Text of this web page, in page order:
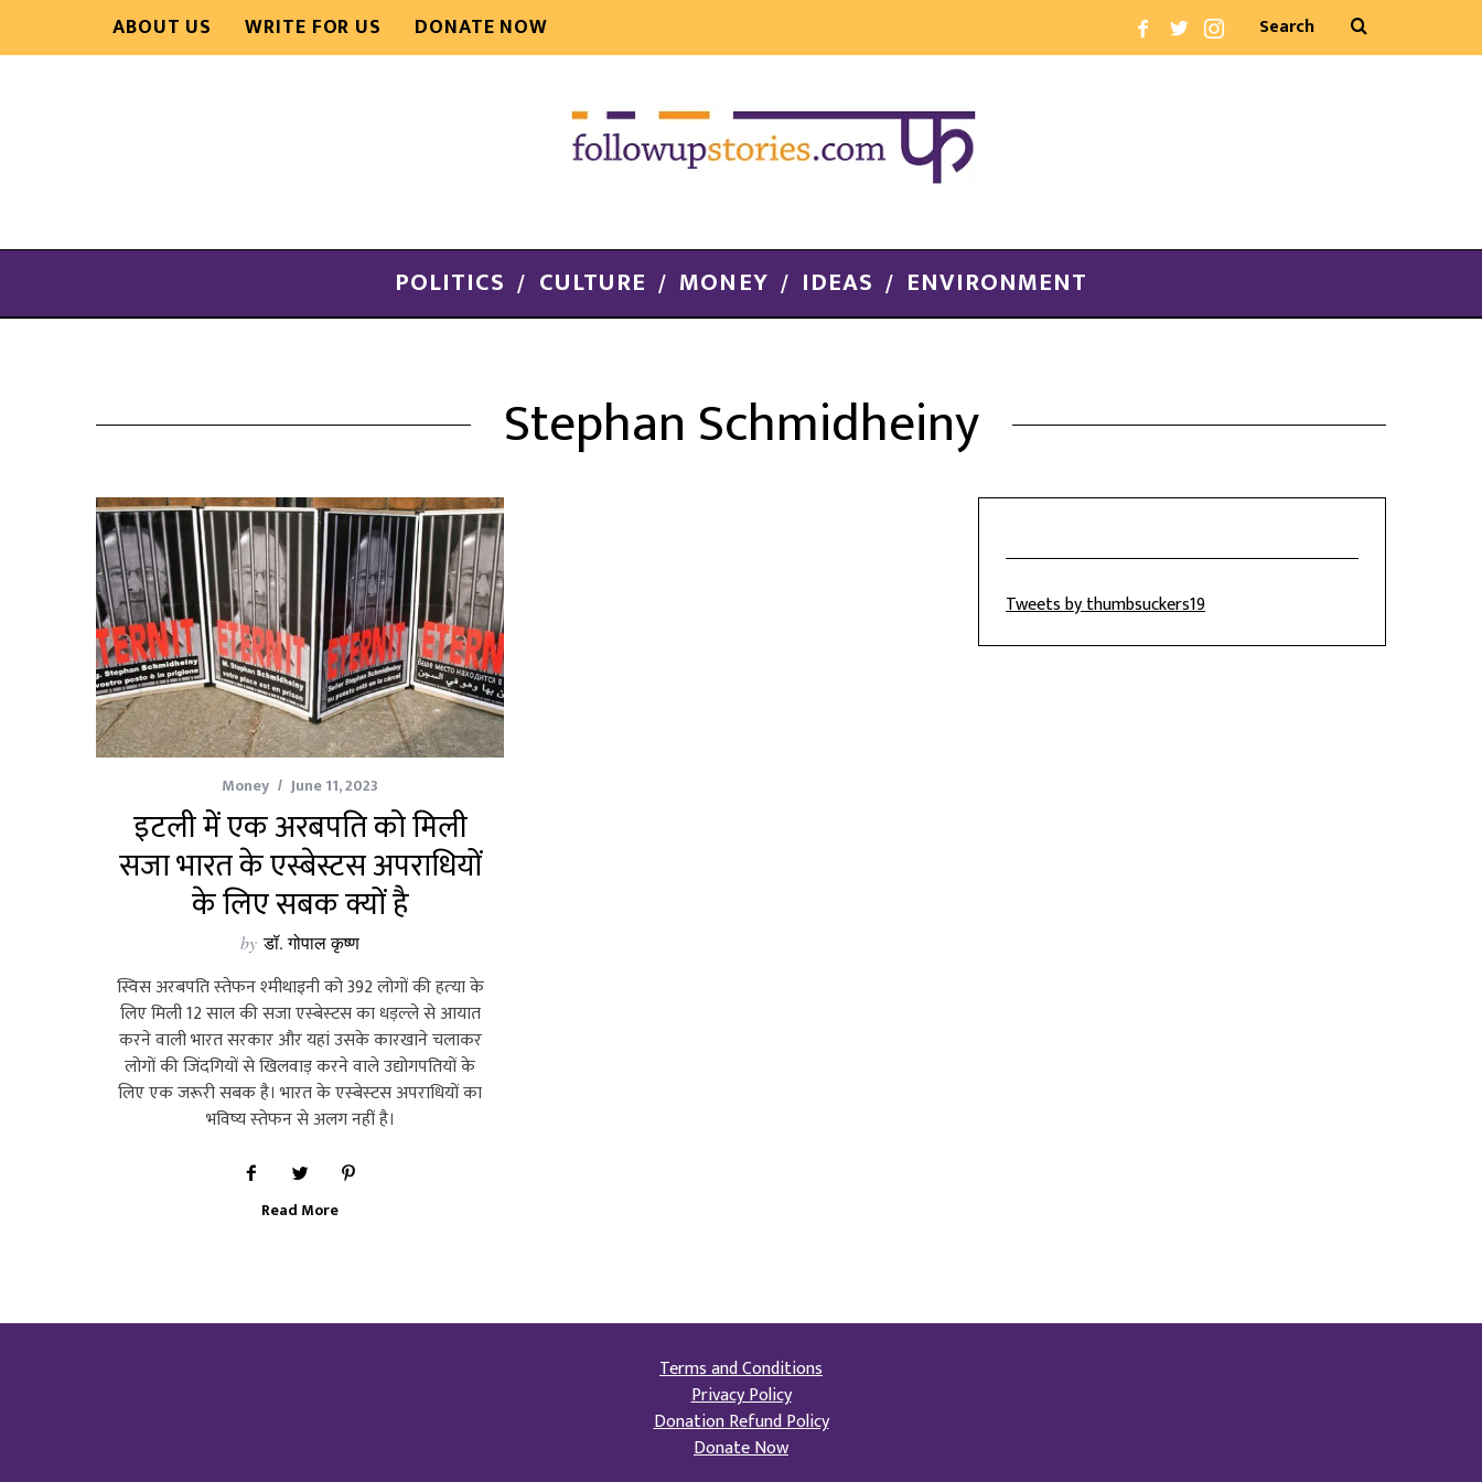
ABOUT US WRITE FOR US DONATE NOW
POLITICS CULTURE MONEY IDEAS ENVIRONMENT
Stephan Schmidheiny
Money June 11, 2023
इटली में एक अरबपति को मिली
सजा भारत के एस्बेस्टस अपराधियों
के लिए सबक क्यों है
by डॉ. गोपाल कृष्ण
स्विस अरबपति स्‍तेफन श्‍मीथाइनी को 392 लोगों की हत्‍या के
लिए मिली 12 साल की सजा एस्‍बेस्‍टस का धड़ल्‍ले से आयात
करने वाली भारत सरकार और यहां उसके कारखाने चलाकर
लोगों की जिंदगियों से खिलवाड़ करने वाले उद्योगपतियों के
लिए एक जरूरी सबक है। भारत के एस्‍बेस्‍टस अपराधियों का
भविष्य स्‍तेफन से अलग नहीं है।
Read More
Tweets by thumbsuckers19
Terms and Conditions
Privacy Policy
Donation Refund Policy
Donate Now